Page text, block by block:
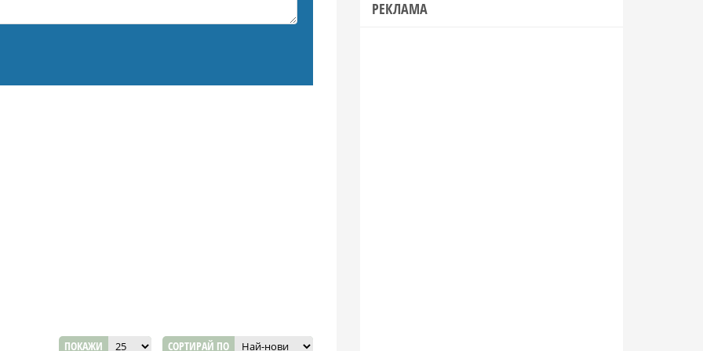
ПОКАЖИ СОРТИРАЙ ПО
РЕКЛАМА